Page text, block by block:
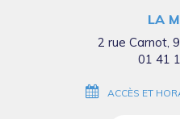
Facebook
LA
2 rue Carnot,
01 41
ACCÈS ET